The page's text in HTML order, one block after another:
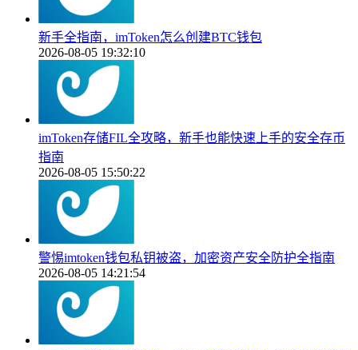
新手全指南，imToken怎么创建BTC钱包
2026-08-05 19:32:10
imToken存储FIL全攻略，新手也能快速上手的安全存币
指南
2026-08-05 15:50:22
警惕imtoken钱包私钥被盗，加密资产安全防护全指南
2026-08-05 14:21:54